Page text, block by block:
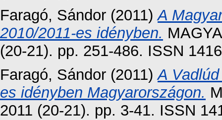
Faragó, Sándor (2011)A
2010/2011-es idényben.
(20-21). pp. 251-486. ISSN
Faragó, Sándor (2011)A
es idényben Magyarországon.
2011 (20-21). pp. 3-41. ISSN